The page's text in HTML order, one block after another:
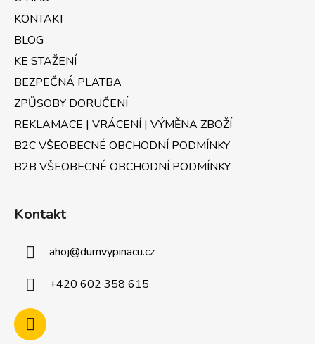
u
KONTAKT
BLOG
KE STAŽENÍ
BEZPEČNÁ PLATBA
ZPŮSOBY DORUČENÍ
REKLAMACE | VRÁCENÍ | VÝMĚNA ZBOŽÍ
B2C VŠEOBECNÉ OBCHODNÍ PODMÍNKY
B2B VŠEOBECNÉ OBCHODNÍ PODMÍNKY
Kontakt
ahoj@dumvypinacu.cz
+420 602 358 615